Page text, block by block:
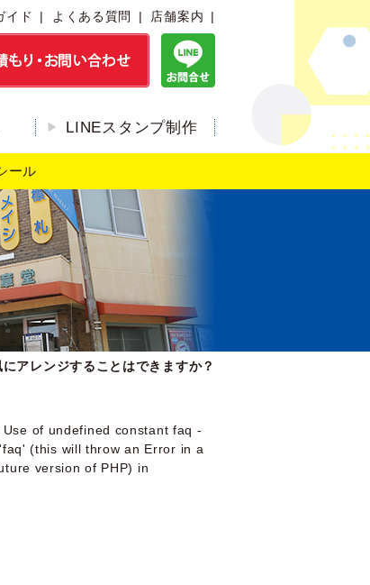
イド よくある質問 店舗案内
LINEスタンプ制作
ール
アレンジすることはできますか？
Use of undefined constant faq -
(this will throw an Error in a
version of PHP) in